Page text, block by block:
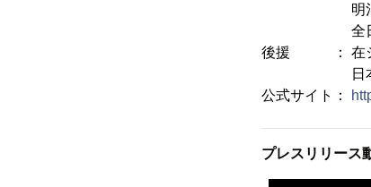
明治屋シン
全日本空輸
後援 ： 在シン
日本政府観
公式サイト：
プレスリリース